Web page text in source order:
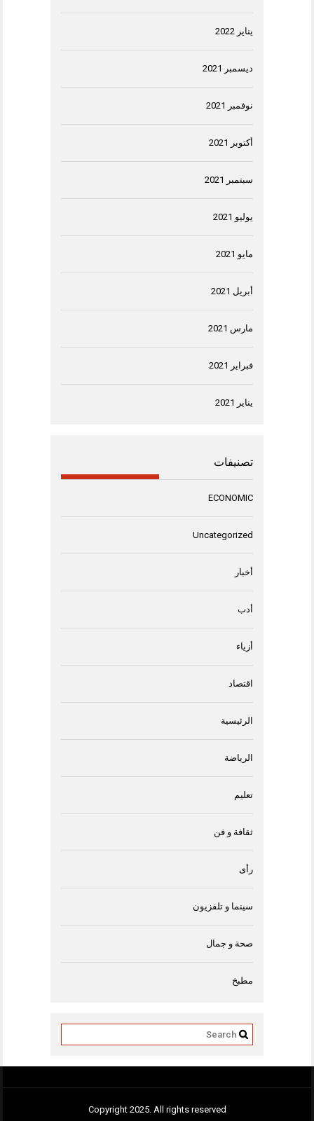
يناير 2022
ديسمبر 2021
نوفمبر 2021
أكتوبر 2021
سبتمبر 2021
يوليو 2021
مايو 2021
أبريل 2021
مارس 2021
فبراير 2021
يناير 2021
تصنيفات
ECONOMIC
Uncategorized
أخبار
أدب
أزياء
اقتصاد
الرئيسية
الرياضة
تعليم
ثقافة و فن
رأى
سينما و تلفزيون
صحة و جمال
مطبخ
Copyright 2025. All rights reserved